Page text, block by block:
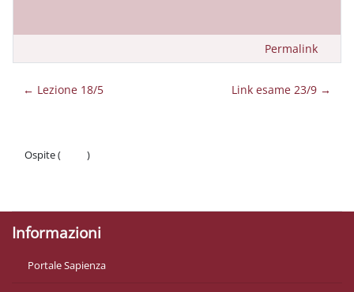
Permalink
← Lezione 18/5 Link esame 23/9 →
Ospite (
)
Informazioni
Portale Sapienza